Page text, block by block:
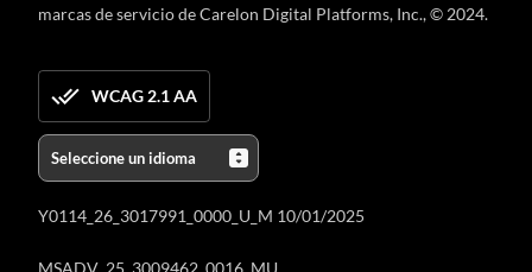
marcas de servicio de Carelon Digital Platforms, Inc., © 2024.
WCAG 2.1 AA
Y0114_26_3017991_0000_U_M 10/01/2025